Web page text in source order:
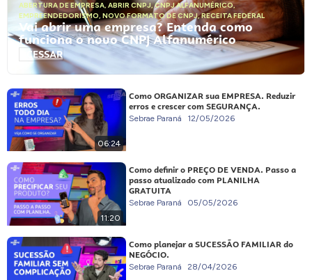
ABERTURA DE EMPRESA, ABRIR CNPJ,CNPJ ALFANUMÉRICO,
EMPREENDEDORISMO, NOVO FORMATO DE CNPJ,RECEITA FEDERAL
Vai abrir uma empresa? Entenda como
funciona o novo CNPJ Alfanumérico
ACESSAR
06:24
Como ORGANIZAR sua EMPRESA. Reduzir
erros e crescer com SEGURANÇA.
Sebrae Paraná 12/05/2026
11:20
Como definir o PREÇO DE VENDA. Passo a
passo atualizado com PLANILHA
GRATUITA
Sebrae Paraná 05/05/2026
Como planejar a SUCESSÃO FAMILIAR do
NEGÓCIO.
Sebrae Paraná 28/04/2026